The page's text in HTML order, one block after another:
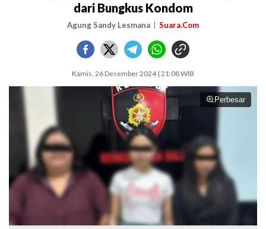
dari Bungkus Kondom
Agung Sandy Lesmana Suara.Com
Kamis, 26 Desember 2024 | 21:08 WIB
Perbesar